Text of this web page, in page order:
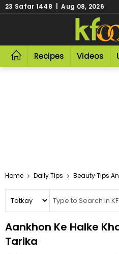
23 Safar 1448 | Aug 08, 2026
Recipes Videos
Home Daily Tips Beauty Tips
Aankhon Ke Halke
Tarika